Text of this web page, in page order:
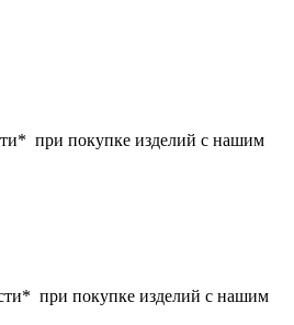
при покупке изделий с нашим
при покупке изделий с нашим